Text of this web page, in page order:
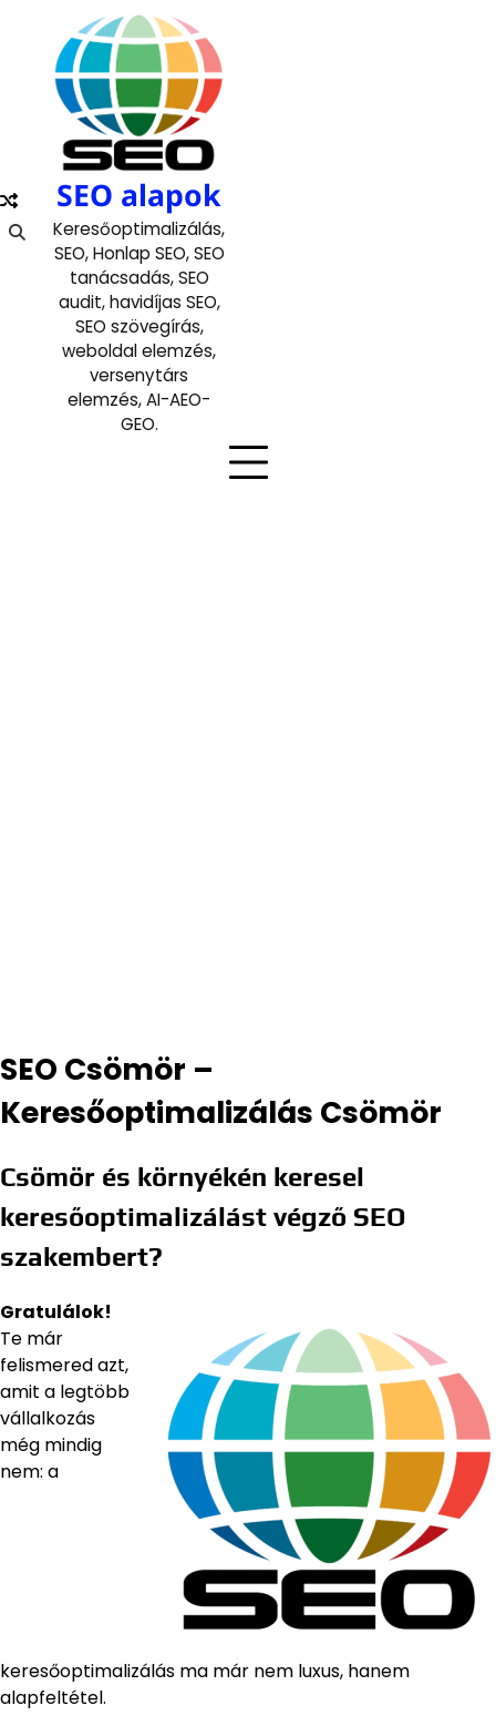
content
SEO alapok
Keresőoptimalizálás,
SEO, Honlap SEO, SEO
tanácsadás, SEO
audit, havidíjas SEO,
SEO szövegírás,
weboldal elemzés,
versenytárs
elemzés, AI-AEO-
GEO.
SEO Csömör –
Keresőoptimalizálás Csömör
Csömör és környékén keresel
keresőoptimalizálást végző SEO
szakembert?
Gratulálok!
Te már
felismered azt,
amit a legtöbb
vállalkozás
még mindig
nem: a
keresőoptimalizálás ma már nem luxus, hanem
alapfeltétel.